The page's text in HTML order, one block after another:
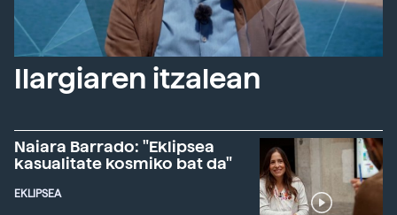
Ilargiaren itzalean
Naiara Barrado: "Eklipsea
kasualitate kosmiko bat da"
EKLIPSEA